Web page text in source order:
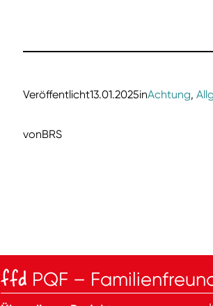
Veröffentlicht13.01.2025inAchtung,
vonBRS
ffd PQF –